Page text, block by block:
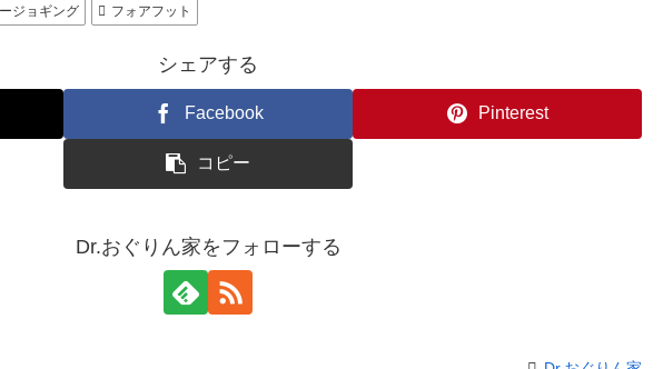
ジョギング フォアフット
シェアする
Facebook Pinterest
コピー
Dr.おぐりん家をフォローする